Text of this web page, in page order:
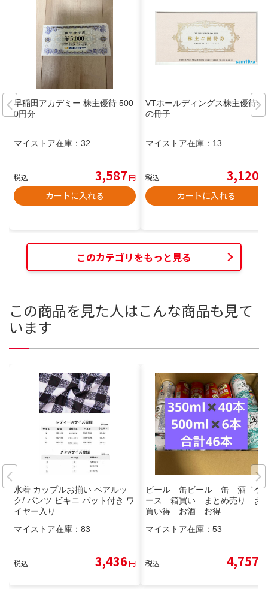
早稲田アカデミー 株主優待 500
0円分
マイストア在庫： 32
税込 3,587円
カートに入れる
VTホールディングス株主優待券
の冊子
マイストア在庫： 13
税込 3,120
カートに入れる
このカテゴリをもっと見る
この商品を見た人はこんな商品も見て
います
水着 カップルお揃い ペアルッ
ク/ パンツ ビキニ パット付き ワ
イヤー入り
マイストア在庫： 83
税込 3,436円
ビール 缶ビール 缶 酒 ケ
ース 箱買い まとめ売り お
買い得 お酒 お得
マイストア在庫： 53
税込 4,757